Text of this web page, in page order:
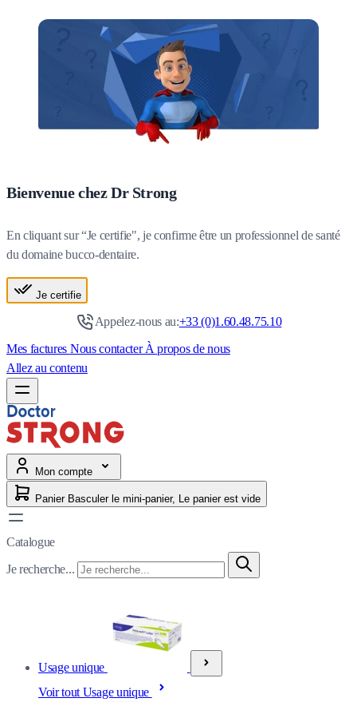
Bienvenue chez Dr Strong
En cliquant sur “Je certifie", je confirme être un professionnel de santé
du domaine bucco-dentaire.
Je certifie
Appelez-nous au:+33 (0)1.60.48.75.10
Mes factures Nous contacterÀ propos de nous
Allez au contenu
Mon compte
Panier Basculer le mini-panier, Le panier est vide
Catalogue
Je recherche...
Usage unique
Voir tout Usage unique